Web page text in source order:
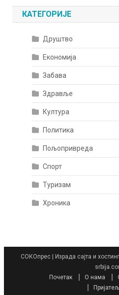
КАТЕГОРИЈЕ
Друштво
Економија
Забава
Здравље
Култура
Политика
Пољопривреда
Спорт
Туризам
Хроника
СОКОпрес
Израда сајта и
Почетак
О нама